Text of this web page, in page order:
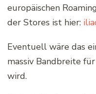
europäischen
der Stores ist hier:
Eventuell wäre das
massiv Bandbreite
wird.